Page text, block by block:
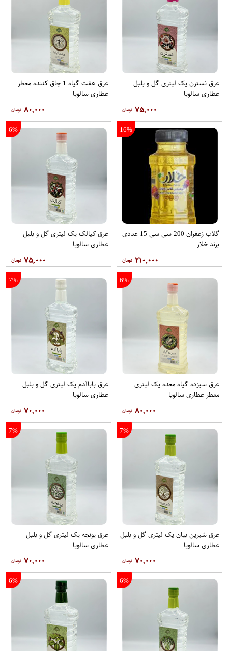
عرق نسترن یک لیتری گل و بلبل
عطاری سالویا
۷۵,۰۰۰
عرق هفت گیاه 1 چاق کننده معطر
عطاری سالویا
۸۰,۰۰۰
16%
گلاب زعفران 200 سی سی 15 عددی
برند خلار
۲۱۰,۰۰۰
6%
عرق کیالک یک لیتری گل و بلبل
عطاری سالویا
۷۵,۰۰۰
6%
عرق سیزده گیاه معده یک لیتری
معطر عطاری سالویا
۸۰,۰۰۰
7%
عرق باباآدم یک لیتری گل و بلبل
عطاری سالویا
۷۰,۰۰۰
7%
عرق شیرین بیان یک لیتری گل و بلبل
عطاری سالویا
۷۰,۰۰۰
7%
عرق یونجه یک لیتری گل و بلبل
عطاری سالویا
۷۰,۰۰۰
6%
6%